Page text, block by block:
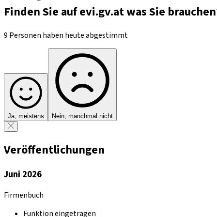
Finden Sie auf evi.gv.at was Sie
9 Personen haben heute abgestimmt
Ja, meistens Nein, manchmal nicht
Veröffentlichungen
Juni 2026
Firmenbuch
Funktion eingetragen